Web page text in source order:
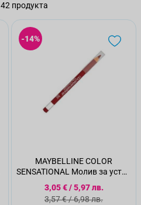
42 продукта
-14%
MAYBELLINE COLOR
SENSATIONAL Молив за устни
547
Специална цена
3,05 €/5,97 лв.
Стандартна цена
3,57 €/6,98 лв.